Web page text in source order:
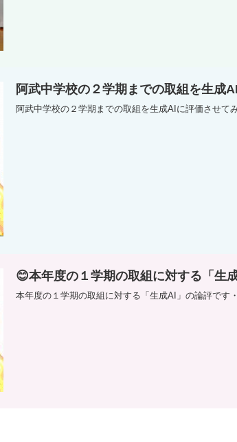
阿武中学校の２学期までの取組を生成
阿武中学校の２学期までの取組を生成AIに評価させて
😊本年度の１学期の取組に対する「生
本年度の１学期の取組に対する「生成AI」の論評です